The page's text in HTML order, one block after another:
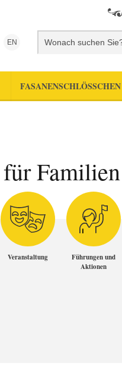
EN
FASANENSCHLÖSSCHEN
Familien
Veranstaltung
Führungen und
Aktionen